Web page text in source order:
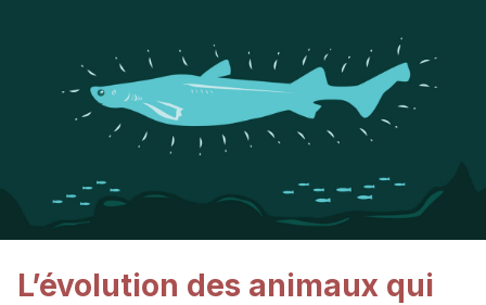
L’évolution des animaux qui